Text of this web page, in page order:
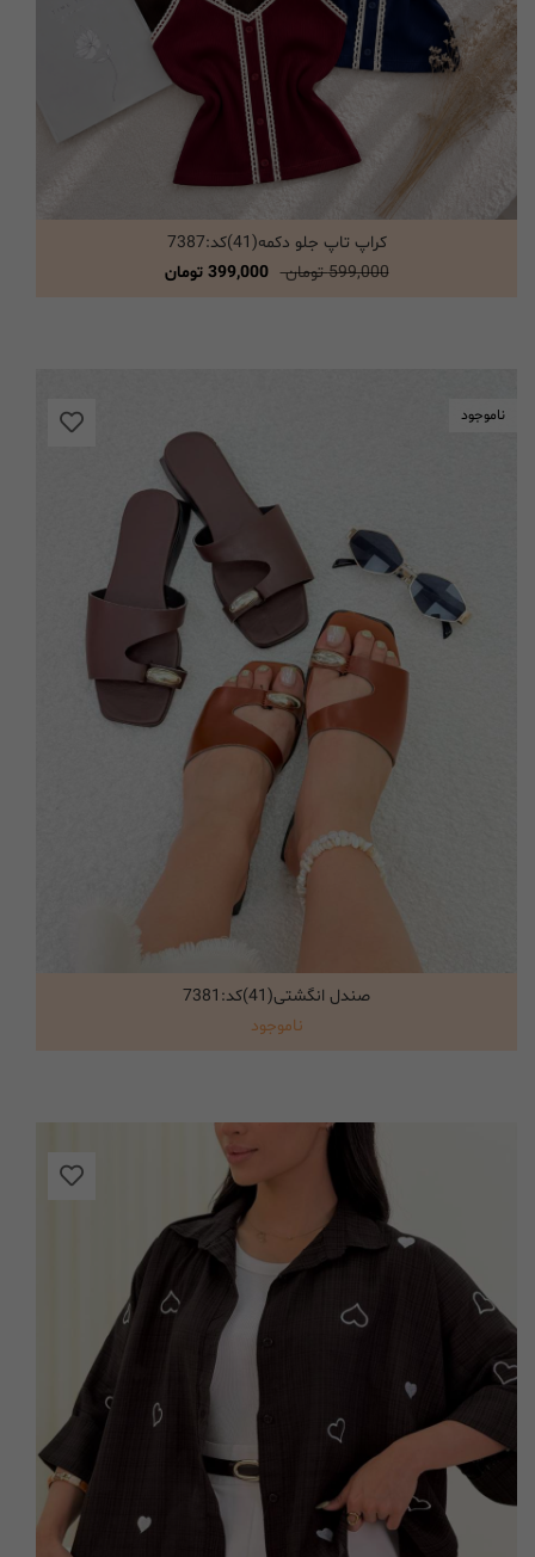
انتخاب گزینه ها
کراپ تاپ جلو دکمه(41)کد:7387
599,000 تومان
399,000 تومان
ناموجود
انتخاب گزینه ها
صندل انگشتی(41)کد:7381
ناموجود